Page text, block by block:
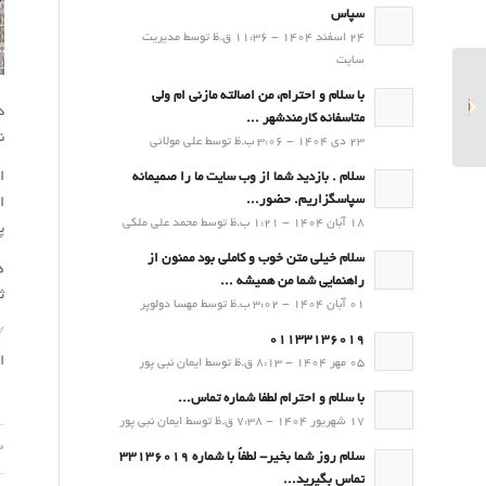
سپاس
24 اسفند 1404 - 11:36 ق.ظ توسط مدیریت
سایت
با سلام و احترام، من اصالته مازنی ام ولی
متاسفانه کارمندشهر ...
23 دی 1404 - 3:06 ب.ظ توسط علی مولائی
سلام . بازدید شما از وب سایت ما را صمیمانه
سپاسگزاریم. حضور...
18 آبان 1404 - 1:21 ب.ظ توسط محمد علی ملکی
سلام خیلی متن خوب و کاملی بود ممنون از
راهنمایی شما من همیشه ...
01 آبان 1404 - 3:02 ب.ظ توسط مهسا دولوپر
01133136019
05 مهر 1404 - 8:13 ق.ظ توسط ایمان نبی پور
با سلام و احترام لطفا شماره تماس...
17 شهریور 1404 - 7:38 ق.ظ توسط ایمان نبی پور
سلام روز شما بخیر- لطفاً با شماره 33136019
تماس بگیرید...
پیش بینی و توصیه های
کشاورزی (13 مهر ۱۴۰۴)